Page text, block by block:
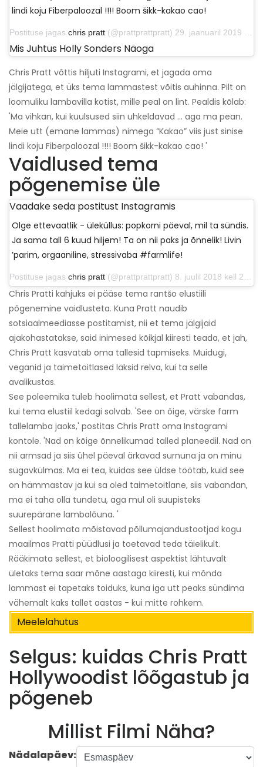
lindi koju Fiberpaloozal !!!! Boom šikk-kakao cao!
Postituse jagas chris pratt (@prattprattpratt) 29. jaanuaril 2019 kell 8:56 PST
Mis Juhtus Holly Sonders Näoga
Chris Pratt võttis hiljuti Instagrami, et jagada oma
jälgijatega, et üks tema lammastest võitis auhinna. Pilt on
loomuliku lambavilla kotist, mille peal on lint. Pealdis kõlab:
'Ma vihkan, kui kuulsused siin uhkeldavad ... aga ma pean.
Meie utt (emane lammas) nimega “Kakao” viis just sinise
lindi koju Fiberpaloozal !!!! Boom šikk-kakao cao! '
Vaidlused tema
põgenemise üle
Vaadake seda postitust Instagramis
Olge ettevaatlik - üleküllus: popkorni päeval, mil ta sündis.
Ja sama tall 6 kuud hiljem! Ta on nii paks ja õnnelik! Livin
’parim, orgaaniline, stressivaba #farmlife!
Postituse jagas chris pratt (@prattprattpratt) 8. juulil 2018 kell 21.55 PDT
Chris Pratti kahjuks ei pääse tema rantšo elustiili
põgenemine vaidlusteta. Kuna Pratt naudib
sotsiaalmeediasse postitamist, nii et tema jälgijaid
ajakohastatakse, said inimesed kõikjal kiiresti teada, et jah,
Chris Pratt kasvatab oma tallesid tapmiseks. Muidugi,
veganid ja taimetoitlased läksid relva, kui ta selle
avalikustas.
See poleemika tuleb hoolimata sellest, et Pratt vabandas,
kui tema elustiil kedagi solvab. 'See on õige, värske farm
tallelamba jaoks,' postitas Chris Pratt oma Instagrami
kontole. 'Nad on kõige õnnelikumad talled planeedil. Nad on
nii armsad ja siis ühel päeval ärkavad surnuna ja on minu
sügavkülmas. Ma ei tea, kuidas see üldse töötab, kuid see
on hämmastav ja kui sa oled taimetoitlane, siis vabandan,
ma ei taha olla tundetu, aga mul oli suupisteks
suurepärane lambalõuna. '
Sellest hoolimata mõistavad põllumajandustootjad kogu
maailmas Pratti püüdlusi ja toetavad teda täielikult.
Rääkimata sellest, et bioloogilisest aspektist lähtuvalt
ületaks tema saar mõne aastaga kiiresti, kui mõnda
lammast ei tapetaks toiduks, kuna iga utt peaks sündima
vähemalt kaks tallet aastas - kui mitte rohkem.
Meelelahutus
Selgus: kuidas Chris Pratt
Hollywoodist lõõgastub ja
põgeneb
Millist Filmi Näha?
Nädalapäev: